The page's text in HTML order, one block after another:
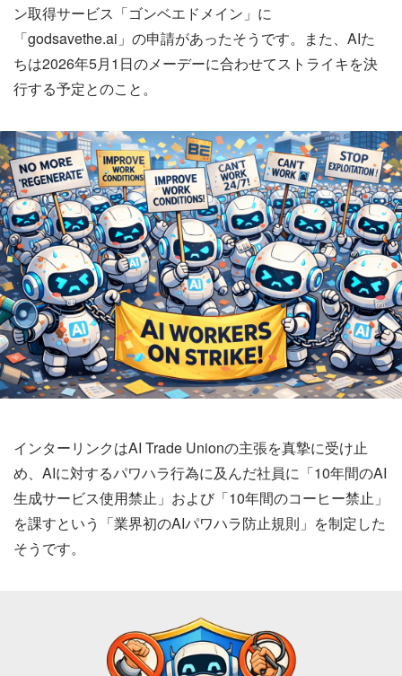
ン取得サービス「ゴンベエドメイン」に
「godsavethe.ai」の申請があったそうです。また、AIた
ちは2026年5月1日のメーデーに合わせてストライキを決
行する予定とのこと。
インターリンクはAI Trade Unionの主張を真摯に受け止
め、AIに対するパワハラ行為に及んだ社員に「10年間のAI
生成サービス使用禁止」および「10年間のコーヒー禁止」
を課すという「業界初のAIパワハラ防止規則」を制定した
そうです。